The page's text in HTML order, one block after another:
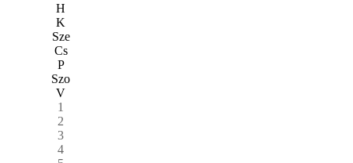
H
K
Sze
Cs
P
Szo
V
1
2
3
4